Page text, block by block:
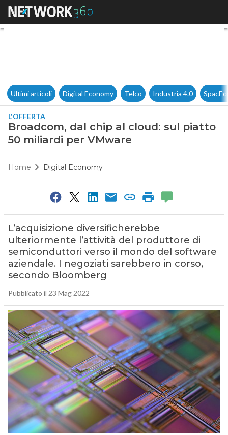
Broadcom, dal chip al cloud:
Ultimi articoli Digital Economy Telco Industria 4.0
L'OFFERTA
Broadcom, dal chip al cloud: sul piatto
50 miliardi per VMware
Home Digital Economy
L’acquisizione diversificherebbe
ulteriormente l’attività del produttore di
semiconduttori verso il mondo del software
aziendale. I negoziati sarebbero in corso,
secondo Bloomberg
Pubblicato il 23 Mag 2022